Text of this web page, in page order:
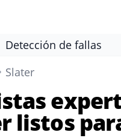
Detección de fallas
Slater
listos